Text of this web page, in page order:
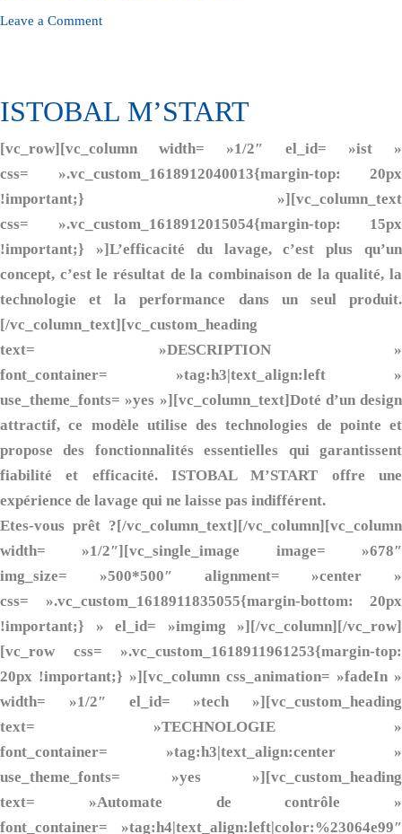
Leave a Commenton
ISTOBAL M’START
[vc_row][vc_column width= »1/2″ el_id= »ist »
css= ».vc_custom_1618912040013{margin-top: 20px
!important;} »][vc_column_text
css= ».vc_custom_1618912015054{margin-top: 15px
!important;} »]L’efficacité du lavage, c’est plus qu’un
concept, c’est le résultat de la combinaison de la qualité, la
technologie et la performance dans un seul produit.
[/vc_column_text][vc_custom_heading
text= »DESCRIPTION »
font_container= »tag:h3|text_align:left »
use_theme_fonts= »yes »][vc_column_text]Doté d’un design
attractif, ce modèle utilise des technologies de pointe et
propose des fonctionnalités essentielles qui garantissent
fiabilité et efficacité. ISTOBAL M’START offre une
expérience de lavage qui ne laisse pas indifférent.
Etes-vous prêt ?[/vc_column_text][/vc_column][vc_column
width= »1/2″][vc_single_image image= »678″
img_size= »500*500″ alignment= »center »
css= ».vc_custom_1618911835055{margin-bottom: 20px
!important;} » el_id= »imgimg »][/vc_column][/vc_row]
[vc_row css= ».vc_custom_1618911961253{margin-top:
20px !important;} »][vc_column css_animation= »fadeIn »
width= »1/2″ el_id= »tech »][vc_custom_heading
text= »TECHNOLOGIE »
font_container= »tag:h3|text_align:center »
use_theme_fonts= »yes »][vc_custom_heading
text= »Automate de contrôle »
font_container= »tag:h4|text_align:left|color:%23064e99″